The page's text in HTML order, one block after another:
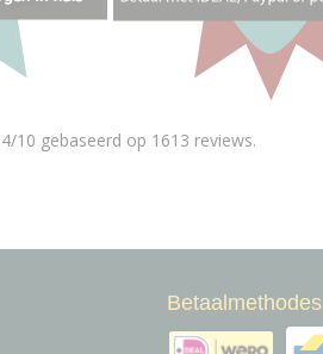
10 gebaseerd op 1613 reviews.
Betaalmethodes